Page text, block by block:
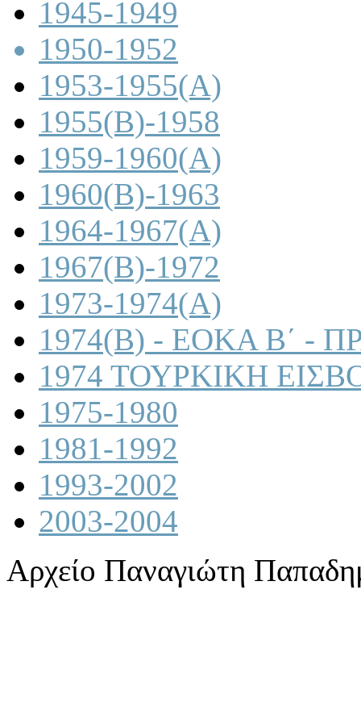
1945-1949
1950-1952
1953-1955(A)
1955(B)-1958
1959-1960(A)
1960(B)-1963
1964-1967(A)
1967(B)-1972
1973-1974(A)
1974(B) - ΕΟΚΑ Β΄ -
1974 ΤΟΥΡΚΙΚΗ
1975-1980
1981-1992
1993-2002
2003-2004
Αρχείο Παναγιώτη